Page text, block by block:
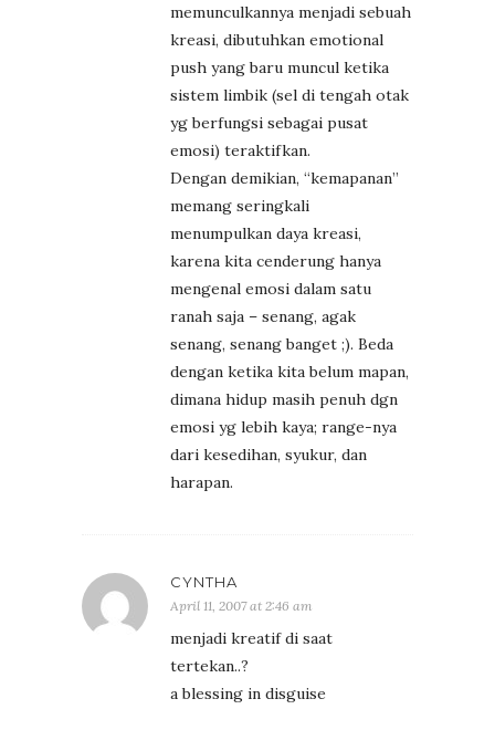
memunculkannya menjadi sebuah
kreasi, dibutuhkan emotional
push yang baru muncul ketika
sistem limbik (sel di tengah otak
yg berfungsi sebagai pusat
emosi) teraktifkan.
Dengan demikian, “kemapanan”
memang seringkali
menumpulkan daya kreasi,
karena kita cenderung hanya
mengenal emosi dalam satu
ranah saja – senang, agak
senang, senang banget ;). Beda
dengan ketika kita belum mapan,
dimana hidup masih penuh dgn
emosi yg lebih kaya; range-nya
dari kesedihan, syukur, dan
harapan.
CYNTHA
April 11, 2007 at 2:46 am
menjadi kreatif di saat
tertekan..?
a blessing in disguise